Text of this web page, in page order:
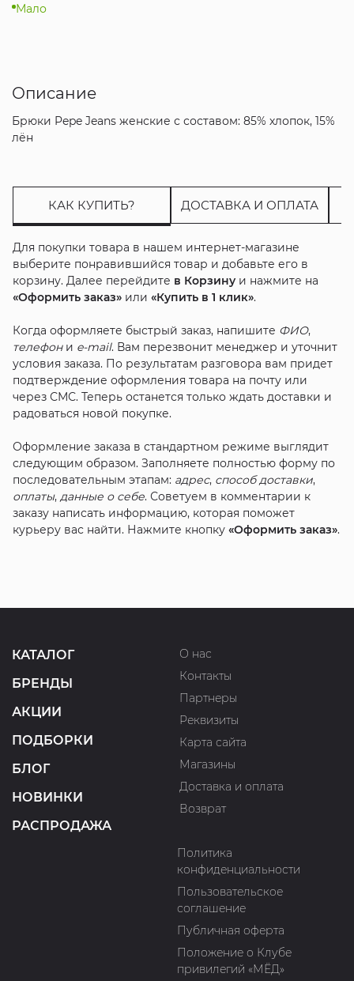
Мало
Описание
Брюки Pepe Jeans женские с составом: 85% хлопок, 15%
лён
КАК КУПИТЬ? ДОСТАВКА И ОПЛАТА
Для покупки товара в нашем интернет-магазине
выберите понравившийся товар и добавьте его в
корзину. Далее перейдите в Корзинуи нажмите на
«Оформить заказ»или «Купить в 1 клик».
Когда оформляете быстрый заказ, напишите ФИО,
телефони e-mail. Вам перезвонит менеджер и уточнит
условия заказа. По результатам разговора вам придет
подтверждение оформления товара на почту или
через СМС. Теперь останется только ждать доставки и
радоваться новой покупке.
Оформление заказа в стандартном режиме выглядит
следующим образом. Заполняете полностью форму по
последовательным этапам: адрес, способ доставки,
оплаты, данные о себе. Советуем в комментарии к
заказу написать информацию, которая поможет
курьеру вас найти. Нажмите кнопку «Оформить заказ».
КАТАЛОГ
БРЕНДЫ
АКЦИИ
ПОДБОРКИ
БЛОГ
НОВИНКИ
РАСПРОДАЖА
О нас
Контакты
Партнеры
Реквизиты
Карта сайта
Магазины
Доставка и оплата
Возврат
Политика
конфиденциальности
Пользовательское
соглашение
Публичная оферта
Положение о Клубе
привилегий «МЁД»